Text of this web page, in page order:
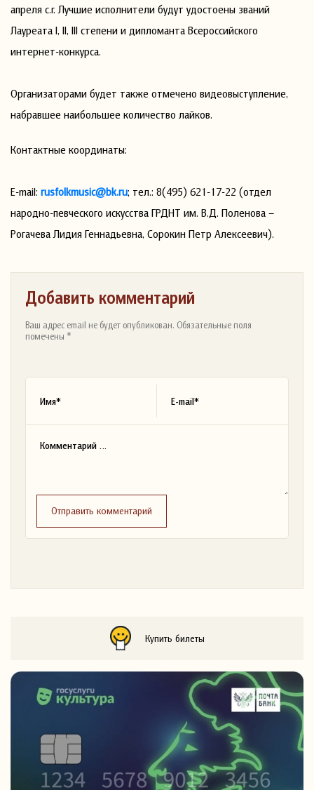
апреля с.г. Лучшие исполнители будут удостоены званий
Лауреата I, II, III степени и дипломанта Всероссийского
интернет-конкурса.
Организаторами будет также отмечено видеовыступление,
набравшее наибольшее количество лайков.
Контактные координаты:
E-mail: rusfolkmusic@bk.ru; тел.: 8(495) 621-17-22 (отдел
народно-певческого искусства ГРДНТ им. В.Д. Поленова –
Рогачева Лидия Геннадьевна, Сорокин Петр Алексеевич).
Добавить комментарий
Ваш адрес email не будет опубликован. Обязательные поля
помечены *
Отправить комментарий
Купить билеты